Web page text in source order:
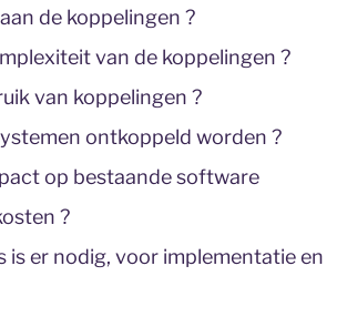
de koppelingen ?
van de koppelingen ?
van koppelingen ?
ontkoppeld worden ?
op bestaande software
?
is er nodig, voor implementatie en